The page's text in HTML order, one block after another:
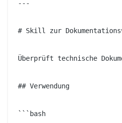
---
# Skill zur
Überprüft technische
## Verwendung
```bash